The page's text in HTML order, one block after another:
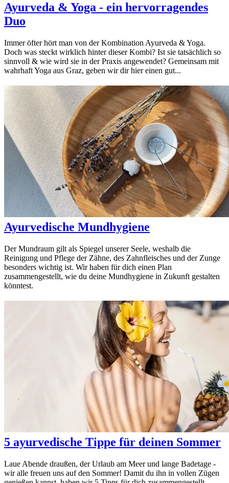
Ayurveda & Yoga - ein hervorragendes
Duo
Immer öfter hört man von der Kombination Ayurveda & Yoga.
Doch was steckt wirklich hinter dieser Kombi? Ist sie tatsächlich so
sinnvoll & wie wird sie in der Praxis angewendet? Gemeinsam mit
wahrhaft Yoga aus Graz, geben wir dir hier einen gut...
Ayurvedische Mundhygiene
Der Mundraum gilt als Spiegel unserer Seele, weshalb die
Reinigung und Pflege der Zähne, des Zahnfleisches und der Zunge
besonders wichtig ist. Wir haben für dich einen Plan
zusammengestellt, wie du deine Mundhygiene in Zukunft gestalten
könntest.
5 ayurvedische Tippe für deinen Sommer
Laue Abende draußen, der Urlaub am Meer und lange Badetage -
wir alle freuen uns auf den Sommer! Damit du ihn in vollen Zügen